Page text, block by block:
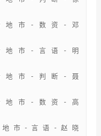
考地市-数资-邓
考地市-言语-明
考地市-判断-聂
考地市-数资-高
考地市-言语-赵晓